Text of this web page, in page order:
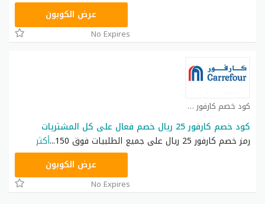
عرض الكوبون
No Expires
كود خصم كارفور كوبون
كود خصم كارفور 25 ريال خصم فعال على كل المشتريات
رمز خصم كارفور 25 ريال على جميع الطلبيات فوق 150
...أكثر
عرض الكوبون
No Expires